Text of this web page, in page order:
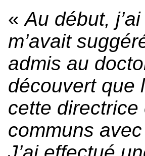
«Au début,
m’avait
admis au
découvert que
cette directrice
communs